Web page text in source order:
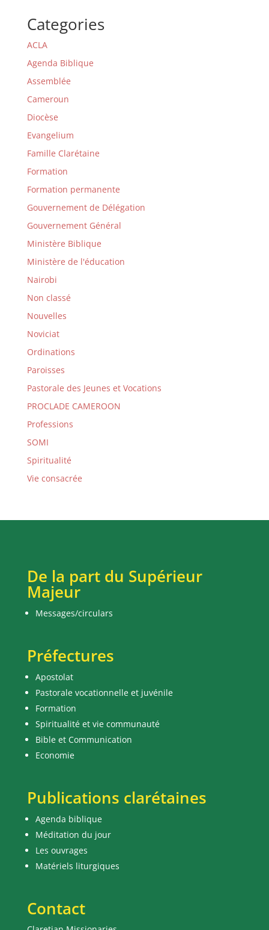
Categories
ACLA
Agenda Biblique
Assemblée
Cameroun
Diocèse
Evangelium
Famille Clarétaine
Formation
Formation permanente
Gouvernement de Délégation
Gouvernement Général
Ministère Biblique
Ministère de l'éducation
Nairobi
Non classé
Nouvelles
Noviciat
Ordinations
Paroisses
Pastorale des Jeunes et Vocations
PROCLADE CAMEROON
Professions
SOMI
Spiritualité
Vie consacrée
De la part du Supérieur
Majeur
Messages/circulars
Préfectures
Apostolat
Pastorale vocationnelle et juvénile
Formation
Spiritualité et vie communauté
Bible et Communication
Economie
Publications clarétaines
Agenda biblique
Méditation du jour
Les ouvrages
Matériels liturgiques
Contact